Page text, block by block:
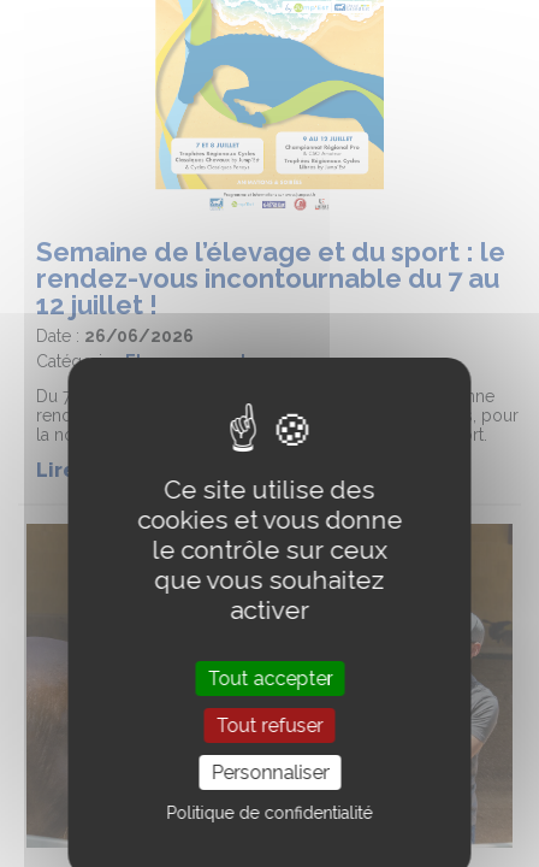
Semaine de l’élevage et du sport : le
rendez-vous incontournable du 7 au
12 juillet !
Date : 26/06/2026
Catégorie :Elevage sport
Du 7 au 12 juillet, Jump’Est et Cheval Grand Est vous donne
rendez-vous au Haras Régional de Rosières-aux-Salines, pour
la nouvelle édition de la Semaine de l’Élevage et du Sport.
Lire la suite de l'article
Ce site utilise des
cookies et vous donne
le contrôle sur ceux
que vous souhaitez
activer
Tout accepter
Tout refuser
Personnaliser
Politique de confidentialité